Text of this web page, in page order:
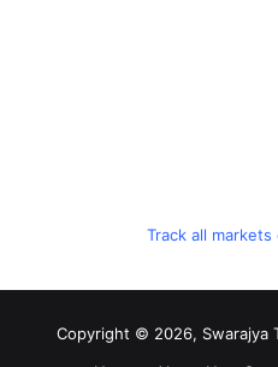
Track all
Copyright © 2026, Swarajya